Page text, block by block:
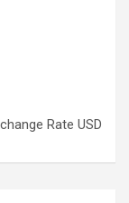
Rate USD